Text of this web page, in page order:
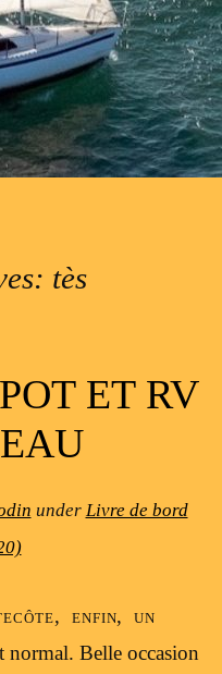
tès
ET RV
under Livre de bord
enfin, un
normal. Belle occasion